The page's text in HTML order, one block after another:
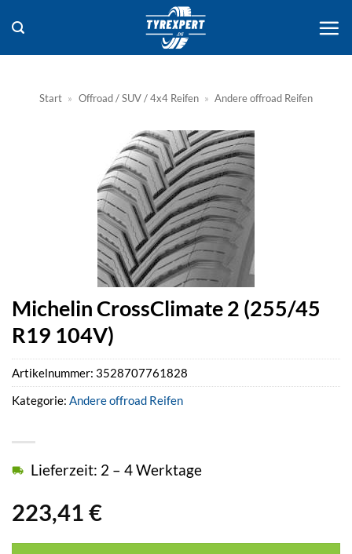
Inhalt
springen
Start » Offroad / SUV / 4x4 Reifen » Andere offroad Reifen
Michelin CrossClimate 2 (255/45
R19 104V)
223,41 €
Lieferzeit: 2 – 4 Werktage
Artikelnummer: 3528707761828
Kategorie: Andere offroad Reifen